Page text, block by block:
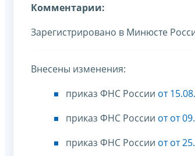
Комментарии:
Зарегистрировано в Минюсте
Внесены изменения:
приказ ФНС России от
приказ ФНС России от от
приказ ФНС России от от